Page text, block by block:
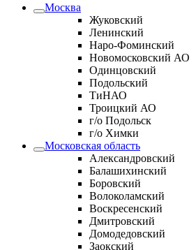
Москва
Жуковский
Ленинский
Наро-Фоминский
Новомосковский АО
Одинцовский
Подольский
ТиНАО
Троицкий АО
г/о Подольск
г/о Химки
Московская область
Александровский
Балашихинский
Боровский
Волоколамский
Воскресенский
Дмитровский
Домодедовский
Заокский